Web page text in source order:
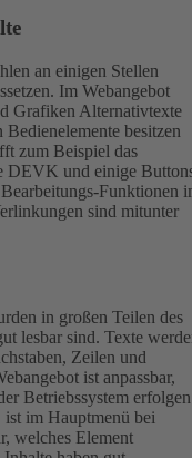
an einigen Stellen
Im Webangebot
Grafiken Alternativtexte
besitzen
zum Beispiel das
DEVK und einige
Funktionen
sind mitunter
in großen Teilen des
lesbar sind. Texte
Zeilen und
ist anpassbar,
Betriebssystem
ist im Hauptmenü bei
welches Element